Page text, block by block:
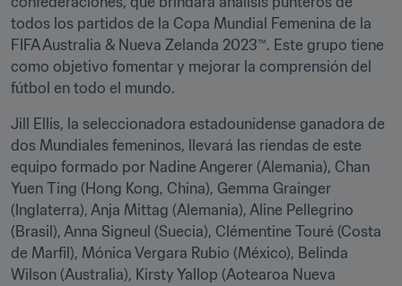
todos los partidos de la Copa Mundial Femenina de la
FIFA Australia & Nueva Zelanda 2023™. Este grupo tiene
como objetivo fomentar y mejorar la comprensión del
fútbol en todo el mundo.
Jill Ellis, la seleccionadora estadounidense ganadora de
dos Mundiales femeninos, llevará las riendas de este
equipo formado por Nadine Angerer (Alemania), Chan
Yuen Ting (Hong Kong, China), Gemma Grainger
(Inglaterra), Anja Mittag (Alemania), Aline Pellegrino
(Brasil), Anna Signeul (Suecia), Clémentine Touré (Costa
de Marfil), Mónica Vergara Rubio (México), Belinda
Wilson (Australia), Kirsty Yallop (Aotearoa Nueva